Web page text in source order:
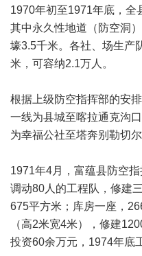
1970年初至1971年底，全
其中永久性地道（防空洞
壕3.5千米。各社、场生产
米，可容纳2.1万人。
根据上级防空指挥部的安
一线为县城至喀拉通克沟
为幸福公社至塔奔别勒切尔
1971年4月，富蕴县防空
调动80人的工程队，修建
675平方米；库房一座，
（高2米宽4米），修建
投资60余万元，1974年底